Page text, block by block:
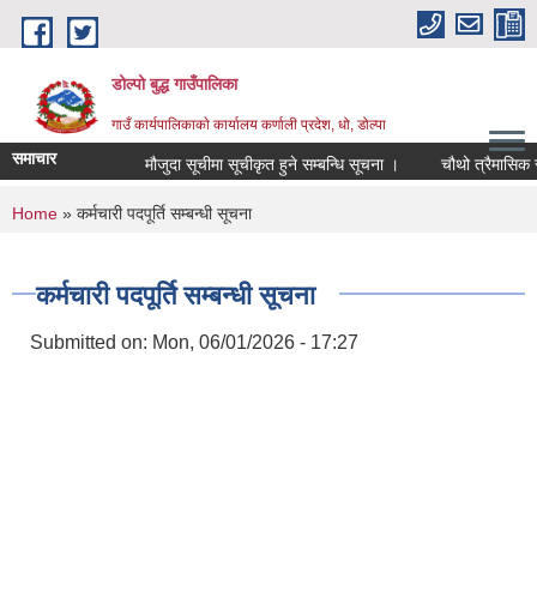
Skip to main content
डोल्पो बुद्ध गाउँपालिका
गाउँ कार्यपालिकाकाे कार्यालय कर्णाली प्रदेश, धो, डोल्पा
समाचार मौजुदा सूचीमा सूचीकृत हुने सम्बन्धि सूचना । चौथो त्रैमासिक
You are here
Home » कर्मचारी पदपूर्ति सम्बन्धी सूचना
कर्मचारी पदपूर्ति सम्बन्धी सूचना
Submitted on: Mon, 06/01/2026 - 17:27